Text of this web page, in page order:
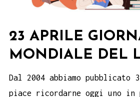
23 APRILE
MONDIALE DEL
Dal 2004 abbiamo pubblicato
piace ricordarne oggi uno in